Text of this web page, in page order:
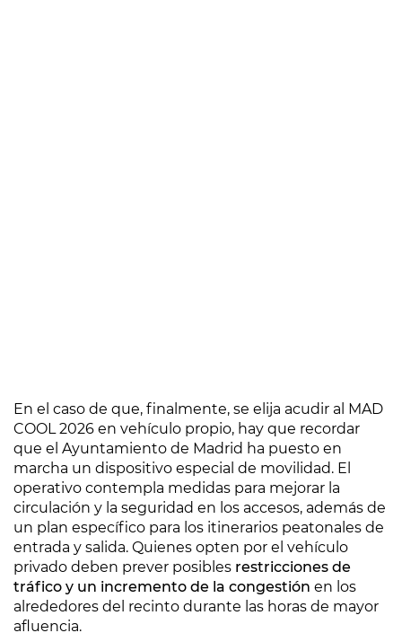
En el caso de que, finalmente, se elija acudir al MAD
COOL 2026 en vehículo propio, hay que recordar
que el Ayuntamiento de Madrid ha puesto en
marcha un dispositivo especial de movilidad. El
operativo contempla medidas para mejorar la
circulación y la seguridad en los accesos, además de
un plan específico para los itinerarios peatonales de
entrada y salida. Quienes opten por el vehículo
privado deben prever posibles restricciones de
tráfico y un incremento de la congestión en los
alrededores del recinto durante las horas de mayor
afluencia.